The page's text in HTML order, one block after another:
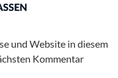
und Website in diesem
Kommentar